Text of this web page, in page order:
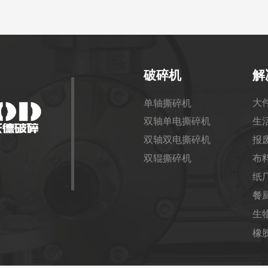
破碎机
双轴单电撕碎机
单轴撕碎机
双轴双电撕碎机
双辊撕碎机
解
大
生
报
布
纸
生
餐
橡